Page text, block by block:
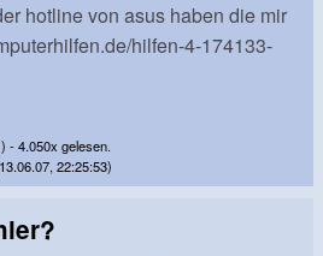
hotline von asus haben die mir
hilfen-4-174133-
- 4.050x gelesen.
22:25:53)